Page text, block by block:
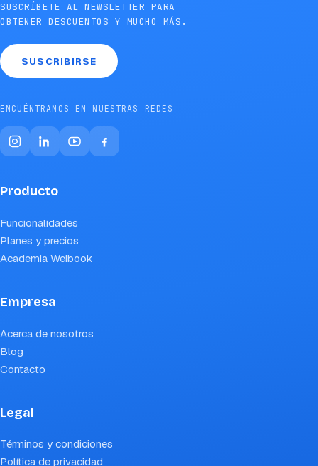
SUSCRÍBETE AL NEWSLETTER PARA
OBTENER DESCUENTOS Y MUCHO MÁS.
SUSCRIBIRSE
ENCUÉNTRANOS EN NUESTRAS REDES
Producto
Funcionalidades
Planes y precios
Academia Weibook
Empresa
Acerca de nosotros
Blog
Contacto
Legal
Términos y condiciones
Política de privacidad